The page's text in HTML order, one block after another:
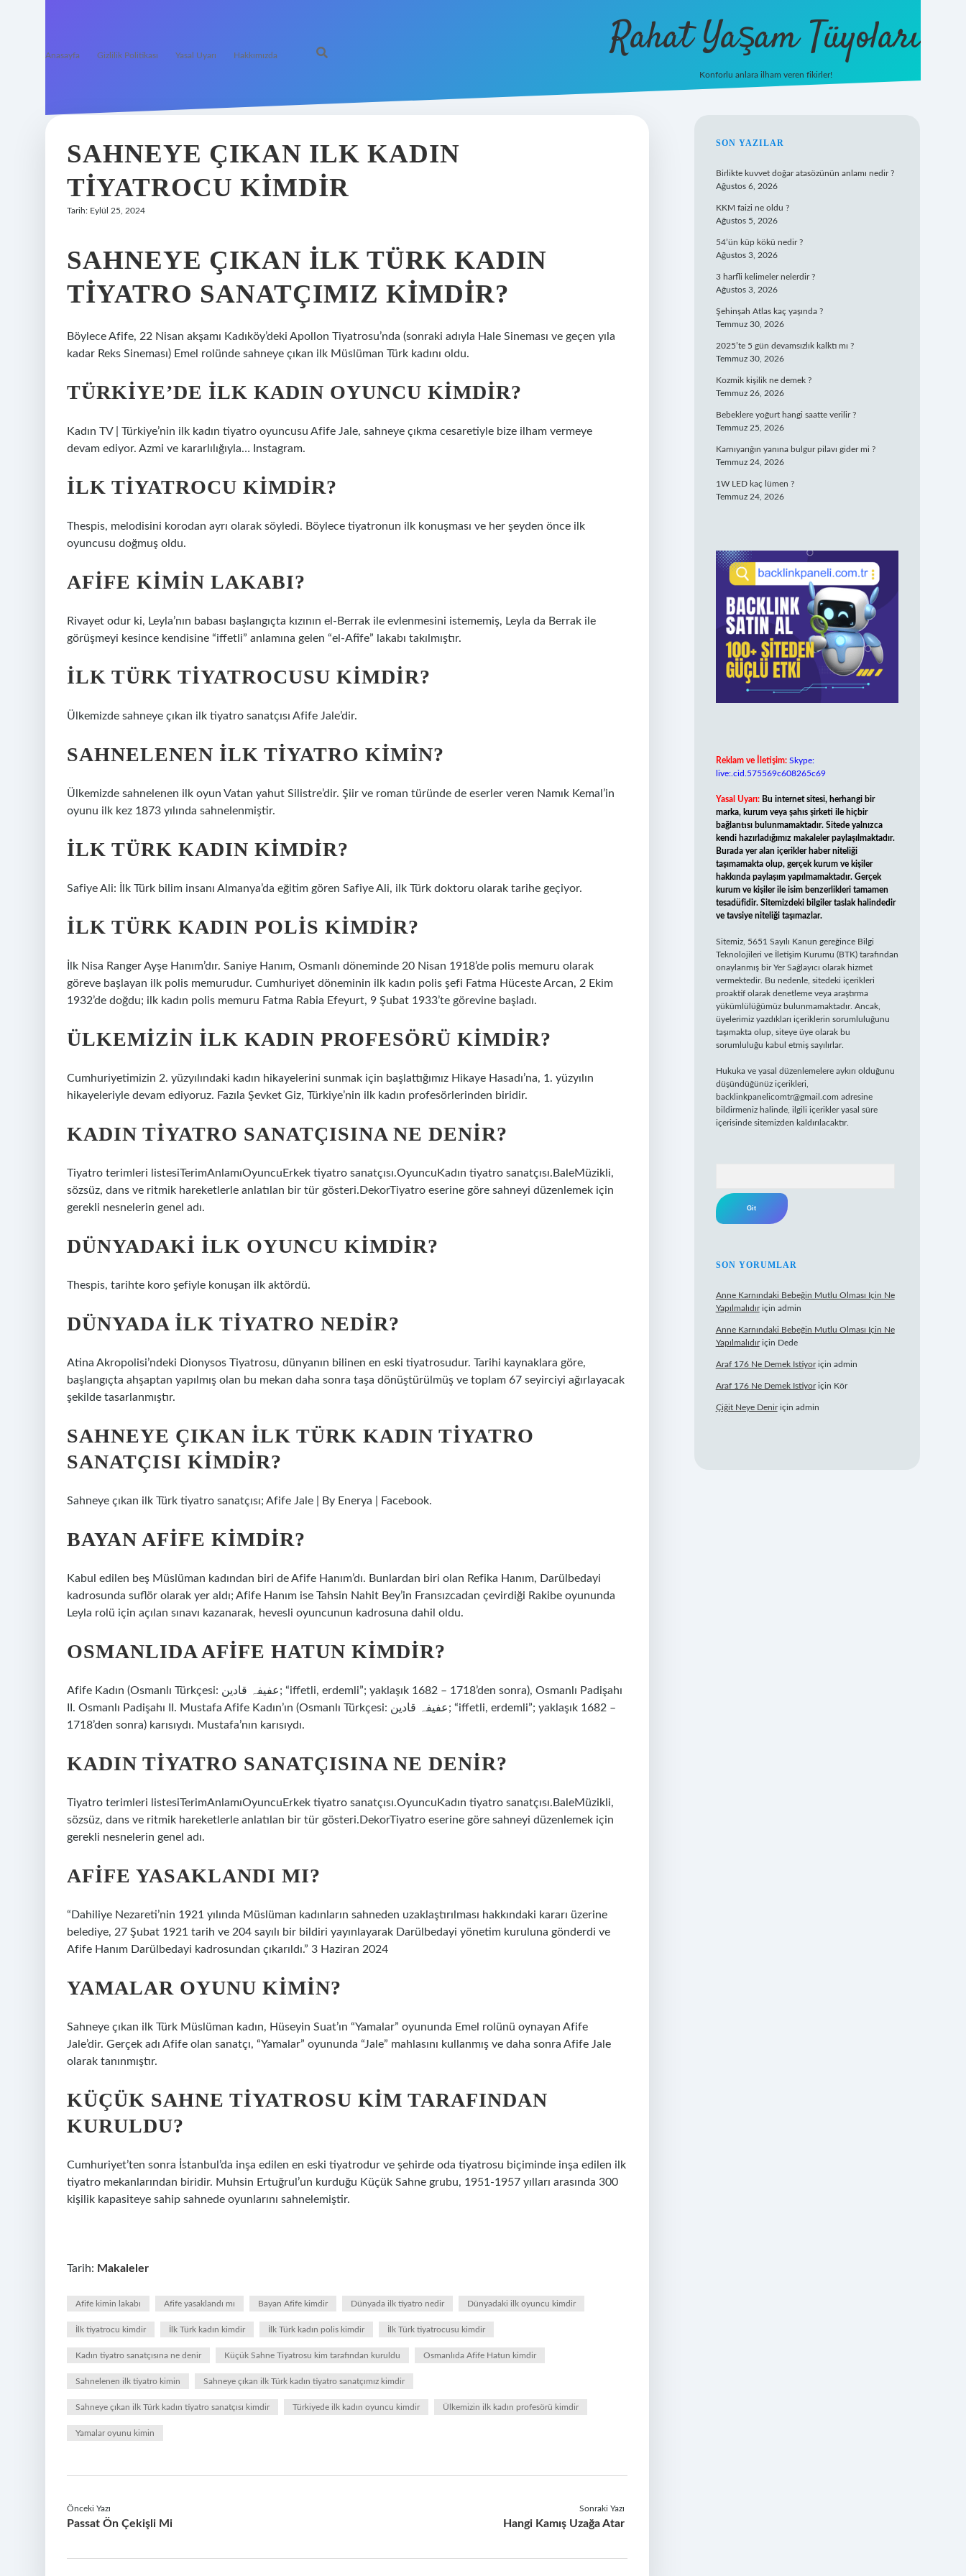
Anasayfa Gizlilik Politikası Yasal Uyarı Hakkımızda Rahat Yaşam Tüyoları
Konforlu anlara ilham veren fikirler!
SAHNEYE ÇIKAN ILK KADIN
TIYATROCU KIMDIR
Tarih: Eylül 25, 2024
SAHNEYE ÇIKAN ILK TÜRK KADIN
TIYATRO SANATÇIMIZ KIMDIR?
Böylece Afife, 22 Nisan akşamı Kadıköy’deki Apollon Tiyatrosu’nda (sonraki adıyla Hale Sineması ve geçen yıla
kadar Reks Sineması) Emel rolünde sahneye çıkan ilk Müslüman Türk kadını oldu.
TÜRKIYE’DE ILK KADIN OYUNCU KIMDIR?
Kadın TV | Türkiye’nin ilk kadın tiyatro oyuncusu Afife Jale, sahneye çıkma cesaretiyle bize ilham vermeye
devam ediyor. Azmi ve kararlılığıyla… Instagram.
İLK TIYATROCU KIMDIR?
Thespis, melodisini korodan ayrı olarak söyledi. Böylece tiyatronun ilk konuşması ve her şeyden önce ilk
oyuncusu doğmuş oldu.
AFIFE KIMIN LAKABI?
Rivayet odur ki, Leyla’nın babası başlangıçta kızının el-Berrak ile evlenmesini istememiş, Leyla da Berrak ile
görüşmeyi kesince kendisine “iffetli” anlamına gelen “el-Afîfe” lakabı takılmıştır.
İLK TÜRK TIYATROCUSU KIMDIR?
Ülkemizde sahneye çıkan ilk tiyatro sanatçısı Afife Jale’dir.
SAHNELENEN ILK TIYATRO KIMIN?
Ülkemizde sahnelenen ilk oyun Vatan yahut Silistre’dir. Şiir ve roman türünde de eserler veren Namık Kemal’in
oyunu ilk kez 1873 yılında sahnelenmiştir.
İLK TÜRK KADIN KIMDIR?
Safiye Ali: İlk Türk bilim insanı Almanya’da eğitim gören Safiye Ali, ilk Türk doktoru olarak tarihe geçiyor.
İLK TÜRK KADIN POLIS KIMDIR?
İlk Nisa Ranger Ayşe Hanım’dır. Saniye Hanım, Osmanlı döneminde 20 Nisan 1918’de polis memuru olarak
göreve başlayan ilk polis memurudur. Cumhuriyet döneminin ilk kadın polis şefi Fatma Hüceste Arcan, 2 Ekim
1932’de doğdu; ilk kadın polis memuru Fatma Rabia Efeyurt, 9 Şubat 1933’te görevine başladı.
ÜLKEMIZIN ILK KADIN PROFESÖRÜ KIMDIR?
Cumhuriyetimizin 2. yüzyılındaki kadın hikayelerini sunmak için başlattığımız Hikaye Hasadı’na, 1. yüzyılın
hikayeleriyle devam ediyoruz. Fazıla Şevket Giz, Türkiye’nin ilk kadın profesörlerinden biridir.
KADIN TIYATRO SANATÇISINA NE DENIR?
Tiyatro terimleri listesiTerimAnlamıOyuncuErkek tiyatro sanatçısı.OyuncuKadın tiyatro sanatçısı.BaleMüzikli,
sözsüz, dans ve ritmik hareketlerle anlatılan bir tür gösteri.DekorTiyatro eserine göre sahneyi düzenlemek için
gerekli nesnelerin genel adı.
DÜNYADAKI ILK OYUNCU KIMDIR?
Thespis, tarihte koro şefiyle konuşan ilk aktördü.
DÜNYADA ILK TIYATRO NEDIR?
Atina Akropolisi’ndeki Dionysos Tiyatrosu, dünyanın bilinen en eski tiyatrosudur. Tarihi kaynaklara göre,
başlangıçta ahşaptan yapılmış olan bu mekan daha sonra taşa dönüştürülmüş ve toplam 67 seyirciyi ağırlayacak
şekilde tasarlanmıştır.
SAHNEYE ÇIKAN ILK TÜRK KADIN TIYATRO
SANATÇISI KIMDIR?
Sahneye çıkan ilk Türk tiyatro sanatçısı; Afife Jale | By Enerya | Facebook.
BAYAN AFIFE KIMDIR?
Kabul edilen beş Müslüman kadından biri de Afife Hanım’dı. Bunlardan biri olan Refika Hanım, Darülbedayi
kadrosunda suflör olarak yer aldı; Afife Hanım ise Tahsin Nahit Bey’in Fransızcadan çevirdiği Rakibe oyununda
Leyla rolü için açılan sınavı kazanarak, hevesli oyuncunun kadrosuna dahil oldu.
OSMANLIDA AFIFE HATUN KIMDIR?
Afife Kadın (Osmanlı Türkçesi: عفیفہ قادین; “iffetli, erdemli”; yaklaşık 1682 – 1718’den sonra), Osmanlı Padişahı
II. Osmanlı Padişahı II. Mustafa Afife Kadın’ın (Osmanlı Türkçesi: عفیفہ قادین; “iffetli, erdemli”; yaklaşık 1682 –
1718’den sonra) karısıydı. Mustafa’nın karısıydı.
KADIN TIYATRO SANATÇISINA NE DENIR?
Tiyatro terimleri listesiTerimAnlamıOyuncuErkek tiyatro sanatçısı.OyuncuKadın tiyatro sanatçısı.BaleMüzikli,
sözsüz, dans ve ritmik hareketlerle anlatılan bir tür gösteri.DekorTiyatro eserine göre sahneyi düzenlemek için
gerekli nesnelerin genel adı.
AFIFE YASAKLANDI MI?
“Dahiliye Nezareti’nin 1921 yılında Müslüman kadınların sahneden uzaklaştırılması hakkındaki kararı üzerine
belediye, 27 Şubat 1921 tarih ve 204 sayılı bir bildiri yayınlayarak Darülbedayi yönetim kuruluna gönderdi ve
Afife Hanım Darülbedayi kadrosundan çıkarıldı.” 3 Haziran 2024
YAMALAR OYUNU KIMIN?
Sahneye çıkan ilk Türk Müslüman kadın, Hüseyin Suat’ın “Yamalar” oyununda Emel rolünü oynayan Afife
Jale’dir. Gerçek adı Afife olan sanatçı, “Yamalar” oyununda “Jale” mahlasını kullanmış ve daha sonra Afife Jale
olarak tanınmıştır.
KÜÇÜK SAHNE TIYATROSU KIM TARAFINDAN
KURULDU?
Cumhuriyet’ten sonra İstanbul’da inşa edilen en eski tiyatrodur ve şehirde oda tiyatrosu biçiminde inşa edilen ilk
tiyatro mekanlarından biridir. Muhsin Ertuğrul’un kurduğu Küçük Sahne grubu, 1951-1957 yılları arasında 300
kişilik kapasiteye sahip sahnede oyunlarını sahnelemiştir.
Tarih: Makaleler
Afife kimin lakabı Afife yasaklandı mı Bayan Afife kimdir Dünyada ilk tiyatro nedir Dünyadaki ilk oyuncu kimdir
İlk tiyatrocu kimdir İlk Türk kadın kimdir İlk Türk kadın polis kimdir İlk Türk tiyatrocusu kimdir
Kadın tiyatro sanatçısına ne denir Küçük Sahne Tiyatrosu kim tarafından kuruldu Osmanlıda Afife Hatun kimdir
Sahnelenen ilk tiyatro kimin Sahneye çıkan ilk Türk kadın tiyatro sanatçımız kimdir
Sahneye çıkan ilk Türk kadın tiyatro sanatçısı kimdir Türkiyede ilk kadın oyuncu kimdir Ülkemizin ilk kadın profesörü kimdir
Yamalar oyunu kimin
Önceki Yazı
Passat Ön Çekişli Mi
Sonraki Yazı
Hangi Kamış Uzağa Atar
SIDEBAR
SON YAZILAR
Birlikte kuvvet doğar atasözünün anlamı nedir ?
Ağustos 6, 2026
KKM faizi ne oldu ?
Ağustos 5, 2026
54’ün küp kökü nedir ?
Ağustos 3, 2026
3 harfli kelimeler nelerdir ?
Ağustos 3, 2026
Şehinşah Atlas kaç yaşında ?
Temmuz 30, 2026
2025’te 5 gün devamsızlık kalktı mı ?
Temmuz 30, 2026
Kozmik kişilik ne demek ?
Temmuz 26, 2026
Bebeklere yoğurt hangi saatte verilir ?
Temmuz 25, 2026
Karnıyarığın yanına bulgur pilavı gider mi ?
Temmuz 24, 2026
1W LED kaç lümen ?
Temmuz 24, 2026
Reklam ve İletişim: Skype:
live:.cid.575569c608265c69
Yasal Uyarı: Bu internet sitesi, herhangi bir
marka, kurum veya şahıs şirketi ile hiçbir
bağlantısı bulunmamaktadır. Sitede yalnızca
kendi hazırladığımız makaleler paylaşılmaktadır.
Burada yer alan içerikler haber niteliği
taşımamakta olup, gerçek kurum ve kişiler
hakkında paylaşım yapılmamaktadır. Gerçek
kurum ve kişiler ile isim benzerlikleri tamamen
tesadüfidir. Sitemizdeki bilgiler taslak halindedir
ve tavsiye niteliği taşımazlar.
Sitemiz, 5651 Sayılı Kanun gereğince Bilgi
Teknolojileri ve İletişim Kurumu (BTK) tarafından
onaylanmış bir Yer Sağlayıcı olarak hizmet
vermektedir. Bu nedenle, sitedeki içerikleri
proaktif olarak denetleme veya araştırma
yükümlülüğümüz bulunmamaktadır. Ancak,
üyelerimiz yazdıkları içeriklerin sorumluluğunu
taşımakta olup, siteye üye olarak bu
sorumluluğu kabul etmiş sayılırlar.
Hukuka ve yasal düzenlemelere aykırı olduğunu
düşündüğünüz içerikleri,
backlinkpanelicomtr@gmail.com adresine
bildirmeniz halinde, ilgili içerikler yasal süre
içerisinde sitemizden kaldırılacaktır.
SON YORUMLAR
Anne Karnındaki Bebeğin Mutlu Olması Için Ne
Yapılmalıdıriçin admin
Anne Karnındaki Bebeğin Mutlu Olması Için Ne
Yapılmalıdıriçin Dede
Araf 176 Ne Demek Istiyoriçin admin
Araf 176 Ne Demek Istiyoriçin Kör
Çiğit Neye Deniriçin admin